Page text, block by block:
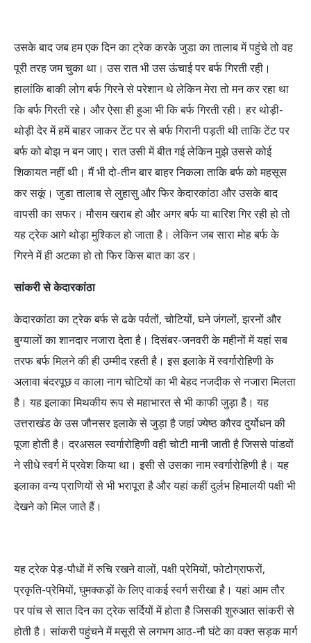
उसके बाद जब हम एक दिन का ट्रेक करके जुडा का तालाब में पहुंचे तो वह
पूरी तरह जम चुका था। उस रात भी उस ऊंचाई पर बर्फ गिरती रही।
हालांकि बाकी लोग बर्फ गिरने से परेशान थे लेकिन मेरा तो मन कर रहा था
कि बर्फ गिरती रहे। और ऐसा ही हुआ भी कि बर्फ गिरती रही। हर थोड़ी-
थोड़ी देर में हमें बाहर जाकर टेंट पर से बर्फ गिरानी पड़ती थी ताकि टेंट पर
बर्फ को बोझ न बन जाए। रात उसी में बीत गई लेकिन मुझे उससे कोई
शिकायत नहीं थी। मैं भी दो-तीन बार बाहर निकला ताकि बर्फ को महसूस
कर सकूं। जुडा तालाब से लुहासु और फिर केदारकांठा और उसके बाद
वापसी का सफर। मौसम खराब हो और अगर बर्फ या बारिश गिर रही हो तो
यह ट्रेक आगे थोड़ा मुश्किल हो जाता है। लेकिन जब सारा मोह बर्फ के
गिरने में ही अटका हो तो फिर किस बात का डर।
सांकरी से केदारकांठा
केदारकांठा का ट्रेक बर्फ से ढके पर्वतों, चोटियों, घने जंगलों, झरनों और
बुग्यालों का शानदार नजारा देता है। दिसंबर-जनवरी के महीनों में यहां सब
तरफ बर्फ मिलने की ही उम्मीद रहती है। इस इलाके में स्वर्गारोहिणी के
अलावा बंदरपूछ व काला नाग चोटियों का भी बेहद नजदीक से नजारा मिलता
है। यह इलाका मिथकीय रूप से महाभारत से भी काफी जुड़ा है। यह
उत्तराखंड के उस जौनसर इलाके से जुड़ा है जहां ज्येष्ठ कौरव दुर्योधन की
पूजा होती है। दरअसल स्वर्गारोहिणी वही चोटी मानी जाती है जिससे पांडवों
ने सीधे स्वर्ग में प्रवेश किया था। इसी से उसका नाम स्वर्गारोहिणी है। यह
इलाका वन्य प्राणियों से भी भरापूरा है और यहां कहीं दुर्लभ हिमालयी पक्षी भी
देखने को मिल जाते हैं।
यह ट्रेक पेड़-पौधों में रुचि रखने वालों, पक्षी प्रेमियों, फोटोग्राफरों,
प्रकृति-प्रेमियों, घुमक्कड़ों के लिए वाकई स्वर्ग सरीखा है। यहां आम तौर
पर पांच से सात दिन का ट्रेक सर्दियों में होता है जिसकी शुरुआत सांकरी से
होती है। सांकरी पहुंचने में मसूरी से लगभग आठ-नौ घंटे का वक्त सड़क मार्ग